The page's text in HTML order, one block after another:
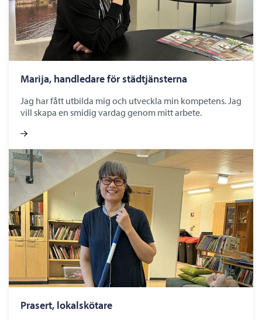
Marija, handledare för städtjänsterna
Jag har fått utbilda mig och utveckla min kompetens. Jag
vill skapa en smidig vardag genom mitt arbete.
Prasert, lokalskötare